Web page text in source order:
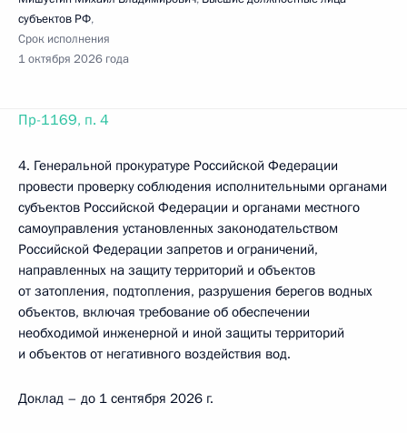
субъектов РФ,
Срок исполнения
1 октября 2026 года
Пр-1169, п. 4
4. Генеральной прокуратуре Российской Федерации
провести проверку соблюдения исполнительными органами
субъектов Российской Федерации и органами местного
самоуправления установленных законодательством
Российской Федерации запретов и ограничений,
направленных на защиту территорий и объектов
от затопления, подтопления, разрушения берегов водных
объектов, включая требование об обеспечении
необходимой инженерной и иной защиты территорий
и объектов от негативного воздействия вод.
Доклад – до 1 сентября 2026 г.